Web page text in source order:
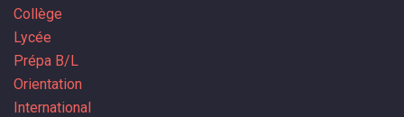
Collège
Lycée
Prépa B/L
Orientation
International